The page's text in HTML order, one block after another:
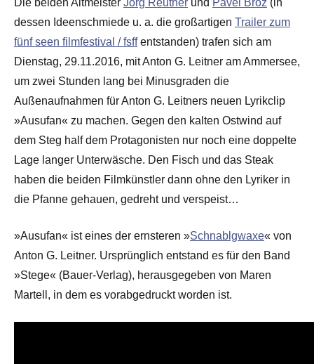
Die beiden Altmeister Jörg Reuther und Pavel Brož (in
dessen Ideenschmiede u. a. die großartigen Trailer zum
fünf seen filmfestival / fsffentstanden) trafen sich am
Dienstag, 29.11.2016, mit Anton G. Leitner am Ammersee,
um zwei Stunden lang bei Minusgraden die
Außenaufnahmen für Anton G. Leitners neuen Lyrikclip
»Ausufan« zu machen. Gegen den kalten Ostwind auf
dem Steg half dem Protagonisten nur noch eine doppelte
Lage langer Unterwäsche. Den Fisch und das Steak
haben die beiden Filmkünstler dann ohne den Lyriker in
die Pfanne gehauen, gedreht und verspeist…
»Ausufan« ist eines der ernsteren »Schnablgwaxe« von
Anton G. Leitner. Ursprünglich entstand es für den Band
»Stege« (Bauer-Verlag), herausgegeben von Maren
Martell, in dem es vorabgedruckt worden ist.